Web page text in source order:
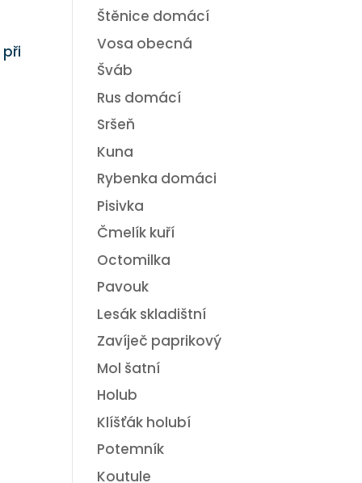
Štěnice domácí
Vosa obecná
Šváb
Rus domácí
Sršeň
Kuna
Rybenka domáci
Pisivka
Čmelík kuří
Octomilka
Pavouk
Lesák skladištní
Zavíječ paprikový
Mol šatní
Holub
Klíšťák holubí
Potemník
Koutule